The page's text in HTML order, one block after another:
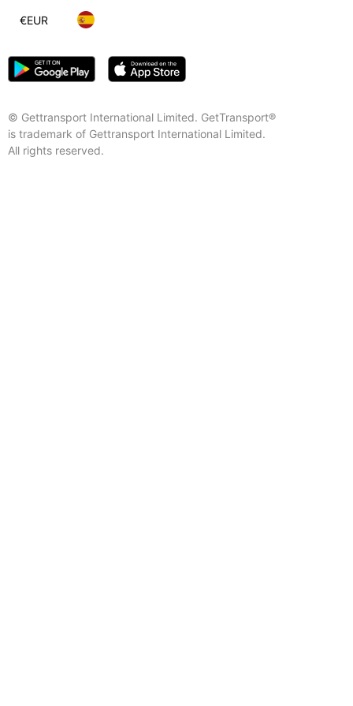
© Gettransport International Limited. GetTransport®
is trademark of Gettransport International Limited.
All rights reserved.
€EUR